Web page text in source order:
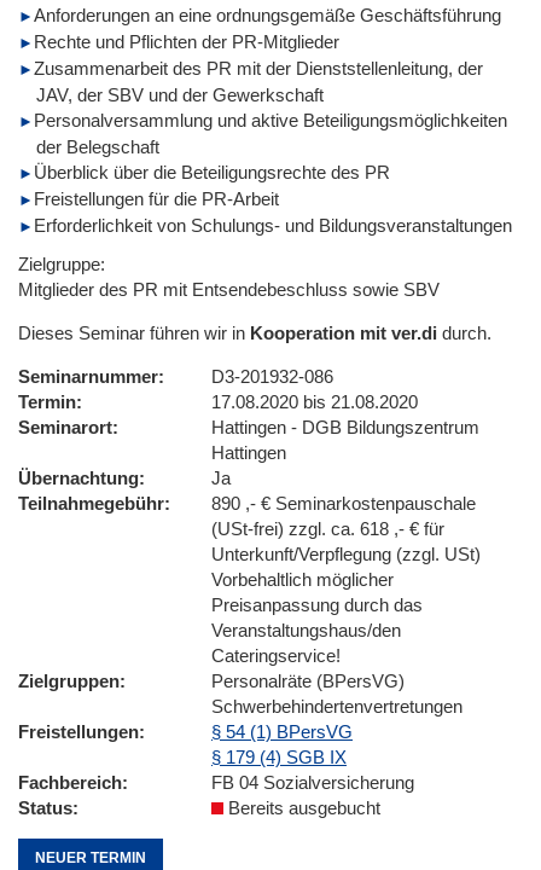
Anforderungen an eine ordnungsgemäße Geschäftsführung
Rechte und Pflichten der PR-Mitglieder
Zusammenarbeit des PR mit der Dienststellenleitung, der
JAV, der SBV und der Gewerkschaft
Personalversammlung und aktive Beteiligungsmöglichkeiten
der Belegschaft
Überblick über die Beteiligungsrechte des PR
Freistellungen für die PR-Arbeit
Erforderlichkeit von Schulungs- und Bildungsveranstaltungen
Zielgruppe:
Mitglieder des PR mit Entsendebeschluss sowie SBV
Dieses Seminar führen wir in Kooperation mit ver.di durch.
Seminarnummer
D3-201932-086
Termin
17.08.2020 bis 21.08.2020
Seminarort
Hattingen - DGB Bildungszentrum
Hattingen
Übernachtung
Ja
Teilnahmegebühr
890 ,- € Seminarkostenpauschale
(USt-frei) zzgl. ca. 618 ,- € für
Unterkunft/Verpflegung (zzgl. USt)
Vorbehaltlich möglicher
Preisanpassung durch das
Veranstaltungshaus/den
Cateringservice!
Zielgruppen
Personalräte (BPersVG)
Schwerbehindertenvertretungen
Freistellungen
§ 54 (1) BPersVG
§ 179 (4) SGB IX
Fachbereich
FB 04 Sozialversicherung
Status
Bereits ausgebucht
NEUER TERMIN